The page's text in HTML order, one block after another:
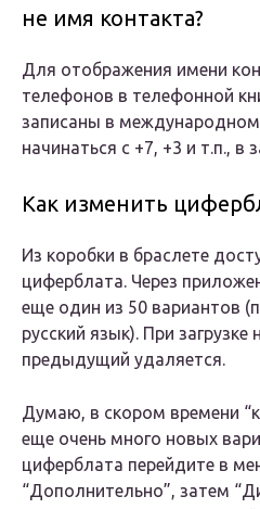
не имя контакта?
Для отображения имени
телефонов в телефонной
записаны в
начинаться с +7, +3 и т.п., в
Как изменить
Из коробки в браслете
циферблата. Через
еще один из 50 вариантов
русский язык). При
предыдущий удаляется.
Думаю, в скором времени
еще очень много новых
циферблата перейдите в
“Дополнительно”, затем